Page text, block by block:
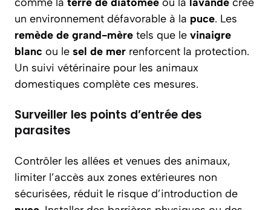
un environnement défavorable à la puce. Les
remède de grand-mère tels que le vinaigre
blanc ou le sel de mer renforcent la protection.
Un suivi vétérinaire pour les animaux
domestiques complète ces mesures.
Surveiller les points d’entrée des
parasites
Contrôler les allées et venues des animaux,
limiter l’accès aux zones extérieures non
sécurisées, réduit le risque d’introduction de